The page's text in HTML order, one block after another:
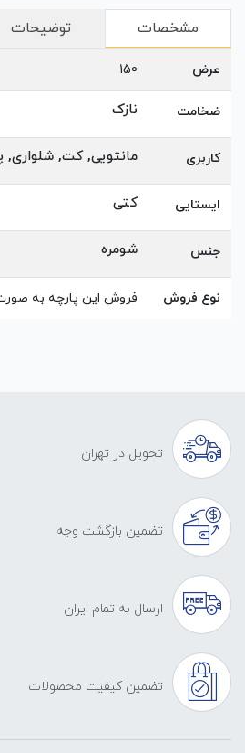
مشخصات توضیحات
عرض 150
ضخامت نازک
کاربری مانتویی, کت, شلواری,
ایستایی کتی
جنس شومره
نوع فروش فروش این پارچه به
تحویل در تهران
تضمین بازگشت وجه
ارسال به تمام ایران
تضمین کیفیت محصولات